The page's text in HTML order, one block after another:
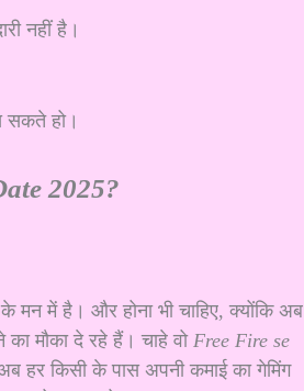
नहीं है।
सकते हो।
2025?
मन में है। और होना भी चाहिए, क्योंकि अब
मौका दे रहे हैं। चाहे वो Free Fire se
हर किसी के पास अपनी कमाई का गेमिंग